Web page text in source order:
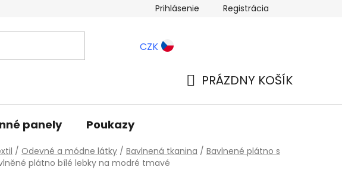
Blog
Prihlásenie Registrácia
CZK
PRÁZDNY KOŠÍK
panely Poukazy
/ Odevné a módne látky / Bavlnená tkanina / Bavlnené plátno s
plátno bílé lebky na modré tmavé